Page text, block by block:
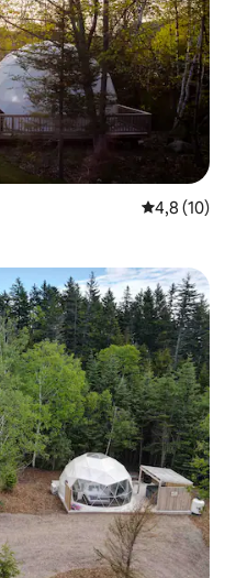
4,8 de uma
4,8 (10)